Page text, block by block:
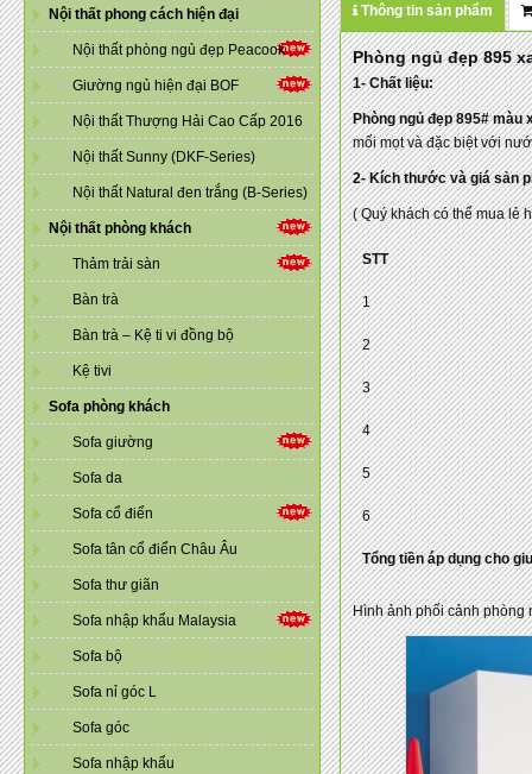
Nội thất phong cách hiện đại
Nội thất phòng ngủ đẹp Peacook
Giường ngủ hiện đại BOF
Nội thất Thượng Hải Cao Cấp 2016
Nội thất Sunny (DKF-Series)
Nội thất Natural đen trắng (B-Series)
Nội thất phòng khách
Thảm trải sàn
Bàn trà
Bàn trà – Kệ ti vi đồng bộ
Kệ tivi
Sofa phòng khách
Sofa giường
Sofa da
Sofa cổ điển
Sofa tân cổ điển Châu Âu
Sofa thư giãn
Sofa nhập khẩu Malaysia
Sofa bộ
Sofa nỉ góc L
Sofa góc
Sofa nhập khẩu
Thông tin sản phẩm
Phòng ngủ đẹp 895
1- Chất liệu:
Phòng ngủ đẹp 895# màu
mối mọt và đặc biệt với
2- Kích thước và giá sản
( Quý khách có thể mua lẻ
STT
1
2
3
4
5
6
Tổng tiền áp dụng cho
Hình ảnh phối cảnh phòng